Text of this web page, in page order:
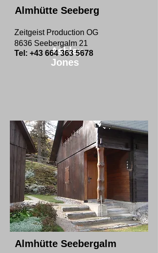
Almhütte Seeberg
Zeitgeist Production OG
Ashley
Jones
8636 Seebergalm 21
Tel: +43 664 363 5678
Almhütte Seebergalm